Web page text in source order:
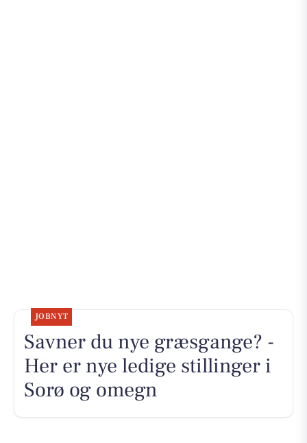
JOBNYT
Savner du nye græsgange? -
Her er nye ledige stillinger i
Sorø og omegn